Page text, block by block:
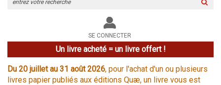
le
site
SE CONNECTER
Un livre acheté = un livre offert !
Du 20 juillet au 31 août 2026, pour l'achat d'un ou plusieurs
livres papier publiés aux éditions Quæ, un livre vous est